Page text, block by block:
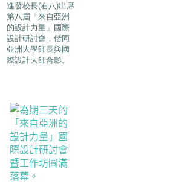
進發校長(右八)出席
第八屆「來自亞洲
的設計力量」國際
設計研討會，偕同
亞洲大學師長與國
際設計大師合影。